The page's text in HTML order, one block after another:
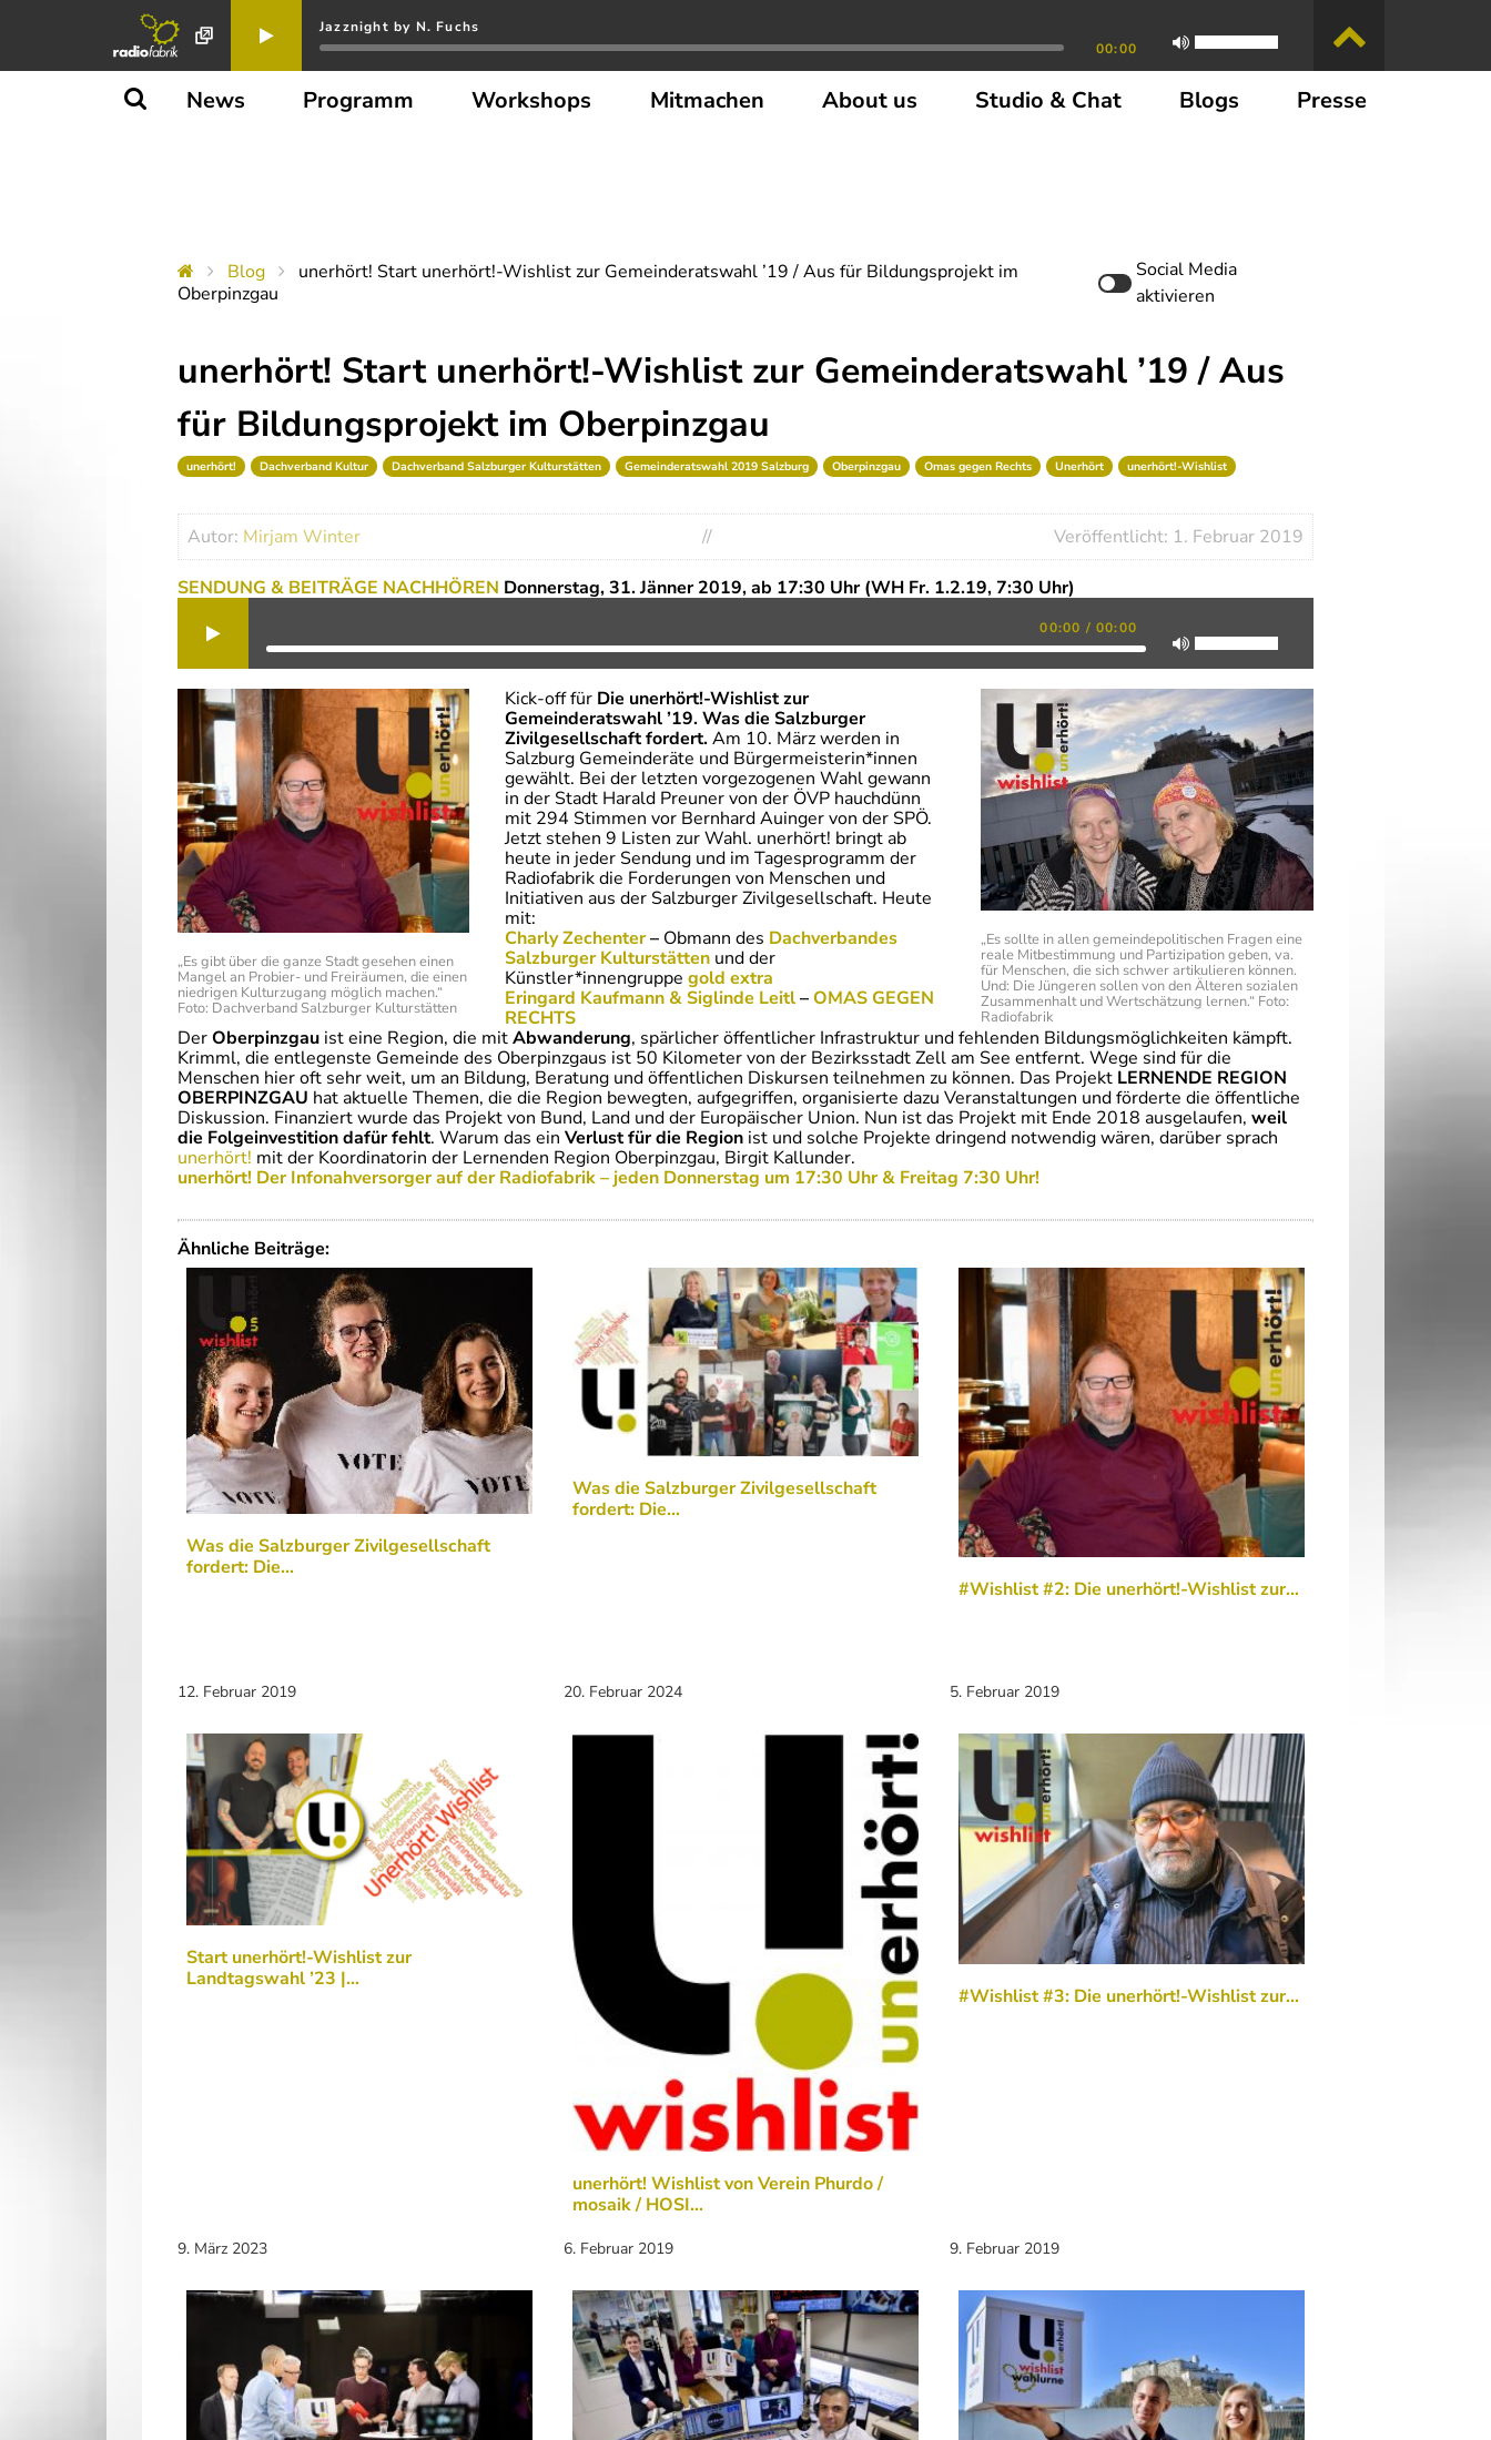
Jazznight by N. Fuchs
00:00
News Programm Workshops Mitmachen About us Studio & Chat Blogs Presse
Blog
unerhört! Start unerhört!-Wishlist zur Gemeinderatswahl ’19 / Aus für Bildungsprojekt im
Oberpinzgau
Social Media
aktivieren
unerhört! Start unerhört!-Wishlist zur Gemeinderatswahl ’19 / Aus
für Bildungsprojekt im Oberpinzgau
unerhört! Dachverband Kultur Dachverband Salzburger Kulturstätten Gemeinderatswahl 2019 Salzburg Oberpinzgau Omas gegen Rechts Unerhört unerhört!-Wishlist
Autor: Mirjam Winter // Veröffentlicht: 1. Februar 2019
SENDUNG & BEITRÄGE NACHHÖREN Donnerstag, 31. Jänner 2019, ab 17:30 Uhr (WH Fr. 1.2.19, 7:30 Uhr)
00:00 / 00:00
„Es gibt über die ganze Stadt gesehen einen
Mangel an Probier- und Freiräumen, die einen
niedrigen Kulturzugang möglich machen.“
Foto: Dachverband Salzburger Kulturstätten
„Es sollte in allen gemeindepolitischen Fragen eine
reale Mitbestimmung und Partizipation geben, va.
für Menschen, die sich schwer artikulieren können.
Und: Die Jüngeren sollen von den Älteren sozialen
Zusammenhalt und Wertschätzung lernen.“ Foto:
Radiofabrik
Kick-off für Die unerhört!-Wishlist zur
Gemeinderatswahl ’19. Was die Salzburger
Zivilgesellschaft fordert.Am 10. März werden in
Salzburg Gemeinderäte und Bürgermeisterin*innen
gewählt. Bei der letzten vorgezogenen Wahl gewann
in der Stadt Harald Preuner von der ÖVP hauchdünn
mit 294 Stimmen vor Bernhard Auinger von der SPÖ.
Jetzt stehen 9 Listen zur Wahl. unerhört! bringt ab
heute in jeder Sendung und im Tagesprogramm der
Radiofabrik die Forderungen von Menschen und
Initiativen aus der Salzburger Zivilgesellschaft. Heute
mit:
Charly Zechenter– Obmann des Dachverbandes
Salzburger Kulturstätten und der
Künstler*innengruppe gold extra
Eringard Kaufmann & Siglinde Leitl–OMAS GEGEN
RECHTS
DerOberpinzgau ist eine Region, die mitAbwanderung, spärlicher öffentlicher Infrastruktur und fehlenden Bildungsmöglichkeiten kämpft.
Krimml, die entlegenste Gemeinde des Oberpinzgaus ist 50 Kilometer von der Bezirksstadt Zell am See entfernt. Wege sind für die
Menschen hier oft sehr weit, um an Bildung, Beratung und öffentlichen Diskursen teilnehmen zu können. Das Projekt LERNENDE REGION
OBERPINZGAU hat aktuelle Themen, die die Region bewegten, aufgegriffen, organisierte dazu Veranstaltungen und förderte die öffentliche
Diskussion. Finanziert wurde das Projekt von Bund, Land und der Europäischer Union. Nun ist das Projekt mit Ende 2018 ausgelaufen, weil
die Folgeinvestition dafür fehlt. Warum das ein Verlust für die Region ist und solche Projekte dringend notwendig wären, darüber sprach
unerhört! mit der Koordinatorin der Lernenden Region Oberpinzgau, Birgit Kallunder.
unerhört! Der Infonahversorger auf der Radiofabrik – jeden Donnerstag um 17:30 Uhr & Freitag 7:30 Uhr!
Ähnliche Beiträge:
Was die Salzburger Zivilgesellschaft
fordert: Die…
12. Februar 2019
Was die Salzburger Zivilgesellschaft
fordert: Die…
20. Februar 2024
#Wishlist #2: Die unerhört!-Wishlist zur…
5. Februar 2019
Start unerhört!-Wishlist zur
Landtagswahl ’23 |…
9. März 2023
unerhört! Wishlist von Verein Phurdo /
mosaik / HOSI…
6. Februar 2019
#Wishlist #3: Die unerhört!-Wishlist zur…
9. Februar 2019